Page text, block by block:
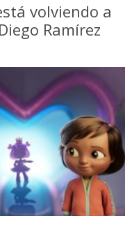
volviendo a
Ramírez